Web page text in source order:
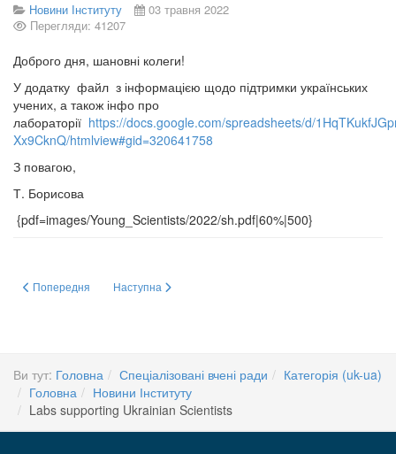
Новини Інституту
03 травня 2022
Перегляди: 41207
Доброго дня, шановні колеги!
У додатку файл з інформацією щодо підтримки українських
учених, а також інфо про
лабораторії https://docs.google.com/spreadsheets/d/
Xx9CknQ/htmlview#gid=320641758
З повагою,
Т. Борисова
{pdf=images/Young_Scientists/2022/sh.pdf|60%|500}
Попередня стаття: ПРЕЗИДІЯ НАЦІОНАЛЬНОЇ АКАДЕМІЇ НАУК УКРАЇНИ
Попередня Наступна стаття: НАУКА ТА МЕТРИКА
Наступна
Ви тут: Головна Спеціалізовані вчені ради
Категорія (uk-ua)
Головна
Новини Інституту
Labs supporting Ukrainian Scientists